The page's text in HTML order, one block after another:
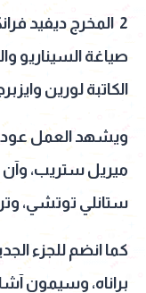
2 المخرج ديفيد
صياغة السيناريو
الكاتبة لورين
ويشهد العمل عودة
ميريل ستريب، وآن
ستانلي توتشي،
كما انضم للجزء
براناه، وسيمون